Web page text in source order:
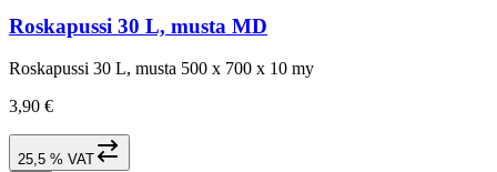
Roskapussi 30 L, musta MD
Roskapussi 30 L, musta 500 x 700 x 10 my
3,90 €
25,5 % VAT